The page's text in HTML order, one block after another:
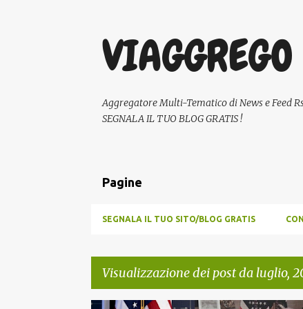
Aggregatore Multi-Tematico di News e Feed
SEGNALA IL TUO BLOG GRATIS !
Pagine
SEGNALA IL TUO SITO/BLOG GRATIS
Visualizzazione dei post da luglio,